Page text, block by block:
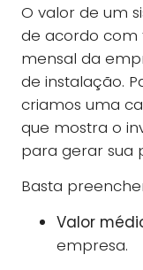
O valor de um
de acordo com
mensal da
de instalação.
criamos uma
que mostra o
para gerar sua
Basta
Valor
empresa.